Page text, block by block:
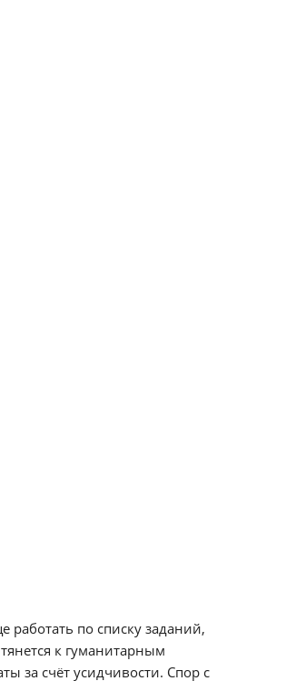
по списку заданий,
к гуманитарным
за счёт усидчивости. Спор с